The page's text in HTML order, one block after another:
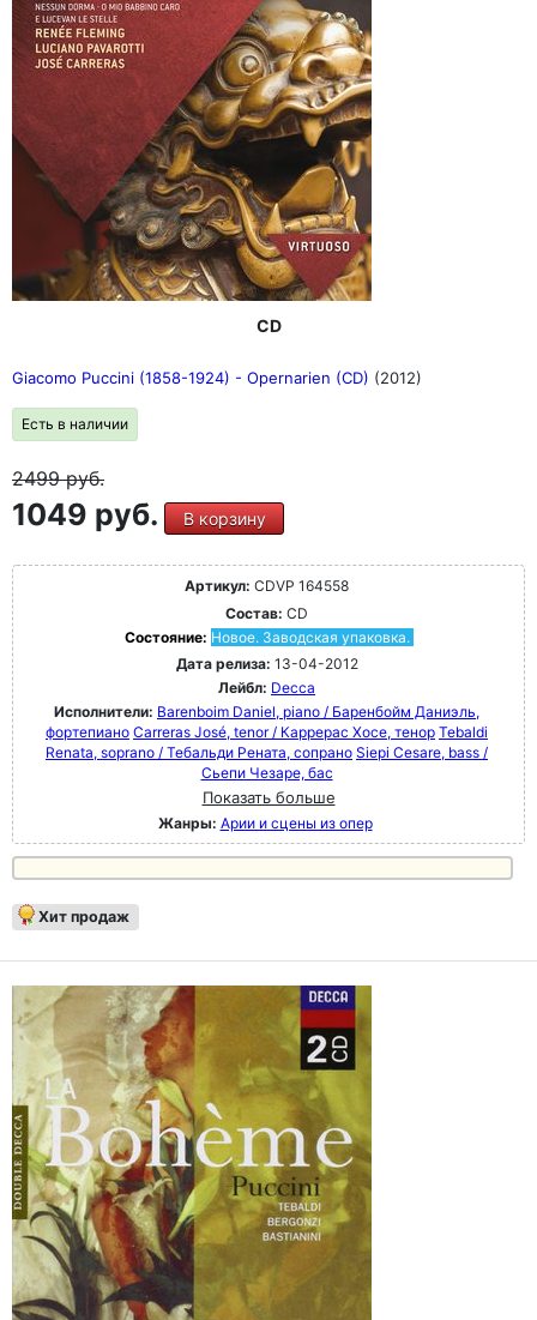
CD
Giacomo Puccini (1858-1924) - Opernarien (CD) (2012)
Есть в наличии
2499руб.
1049 руб. В корзину
Артикул: CDVP 164558
Состав: CD
Состояние: Новое. Заводская упаковка.
Дата релиза: 13-04-2012
Лейбл: Decca
Исполнители: Barenboim Daniel, piano / Баренбойм Даниэль,
фортепиано Carreras José, tenor / Каррерас Хосе, тенор Tebaldi
Renata, soprano / Тебальди Рената, сопрано Siepi Cesare, bass /
Сьепи Чезаре, бас
Показать больше
Жанры: Арии и сцены из опер
Хит продаж